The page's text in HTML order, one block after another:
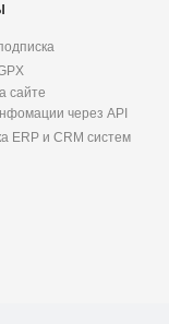
сайте
через API
ERP и CRM систем